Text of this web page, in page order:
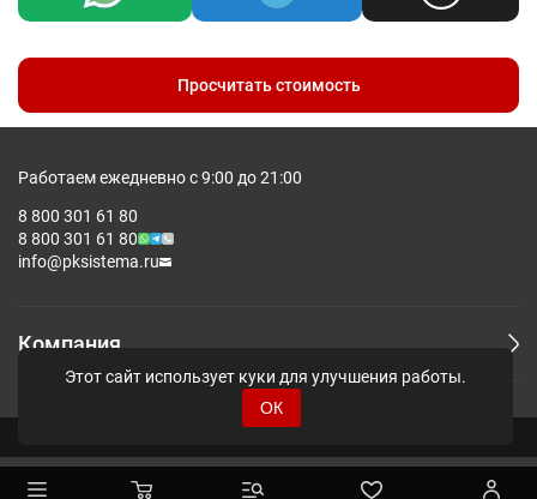
Просчитать стоимость
Работаем ежедневно с 9:00 до 21:00
8 800 301 61 80
8 800 301 61 80
info@pksistema.ru
Компания
Этот сайт использует куки для улучшения работы.
ОК